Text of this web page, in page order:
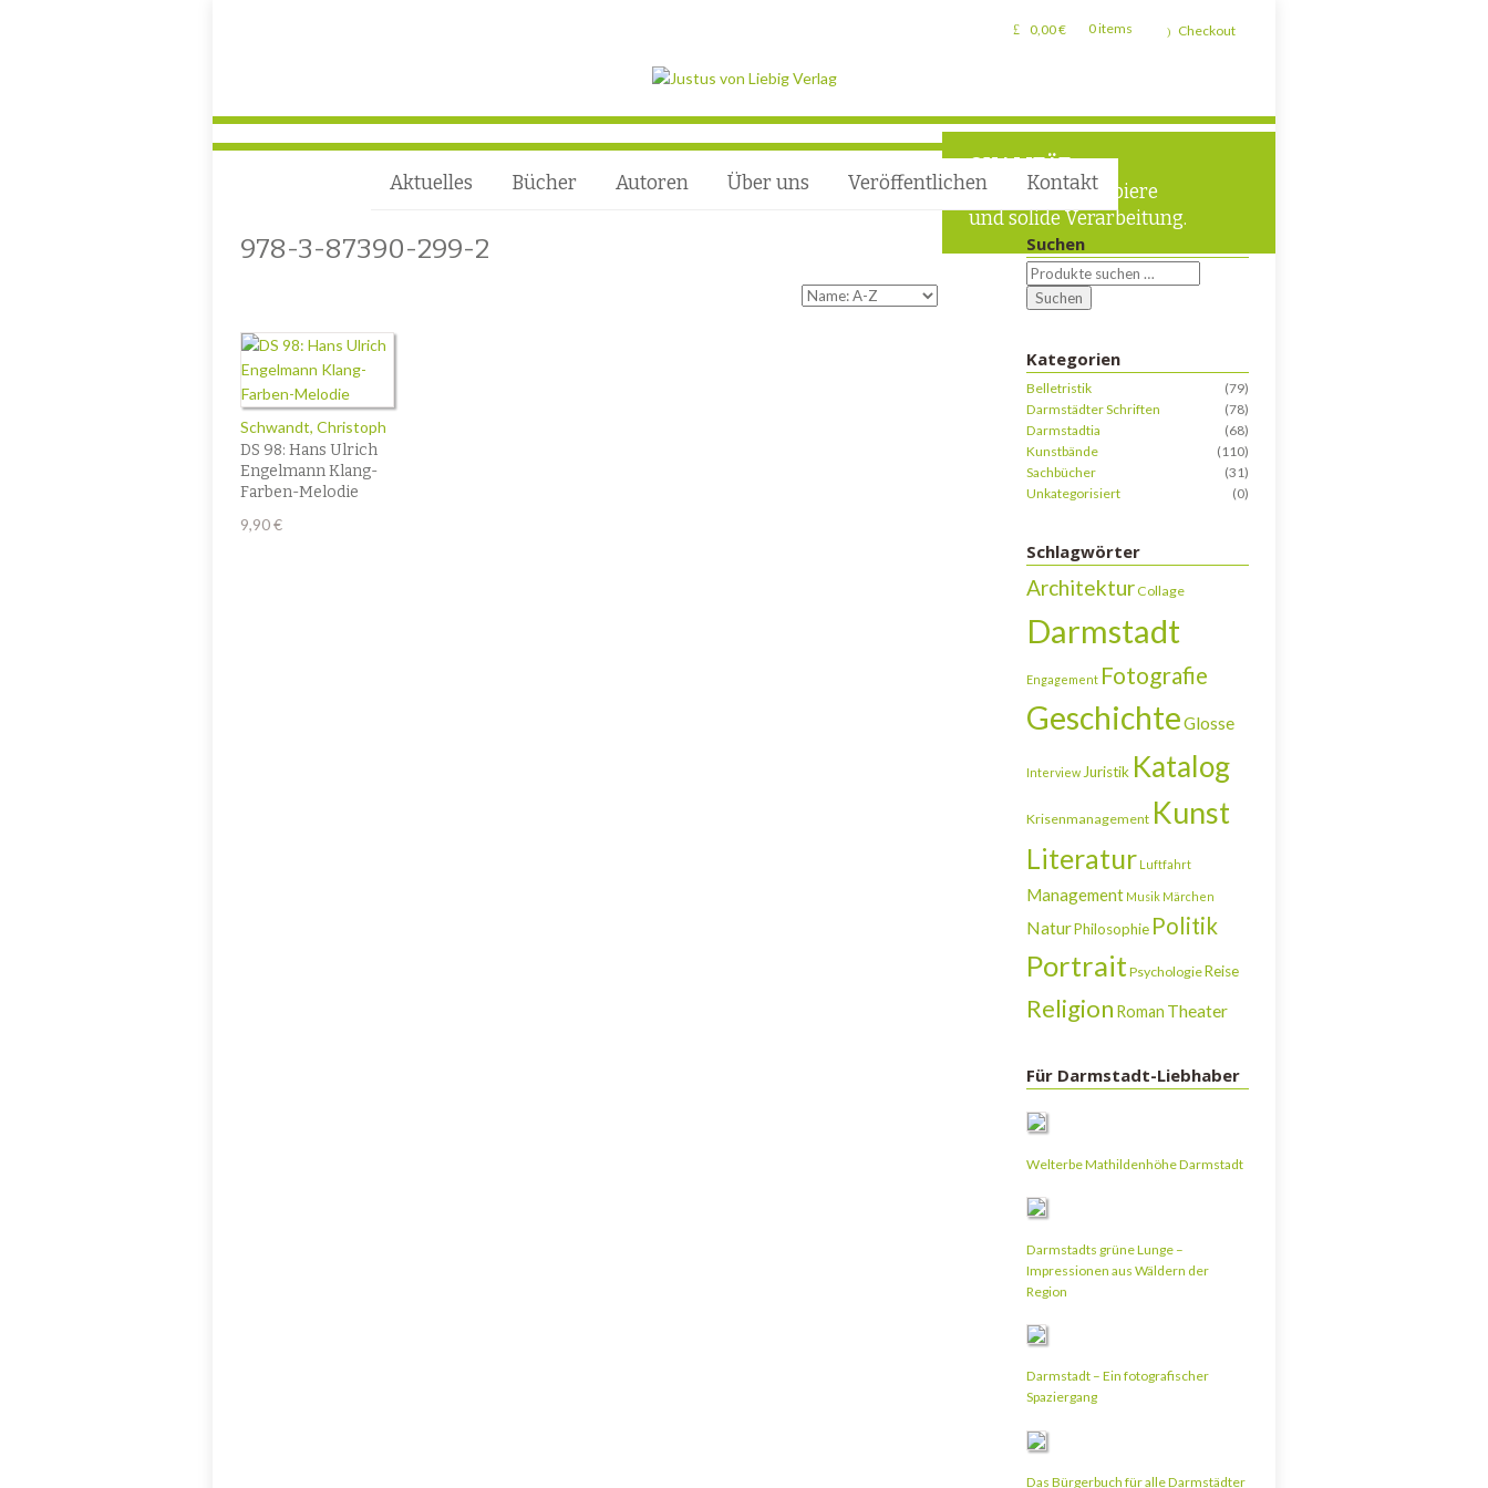
0,00€ 0 items Checkout
QUALITÄT
Hochwertige Papiere
und solide Verarbeitung.
Aktuelles Bücher Autoren Über uns Veröffentlichen Kontakt
978-3-87390-299-2
Schwandt, Christoph
DS 98: Hans Ulrich
Engelmann Klang-
Farben-Melodie
9,90€
Suchen
Suchen
Kategorien
Belletristik
(79)
Darmstädter Schriften
(78)
Darmstadtia
(68)
Kunstbände
(110)
Sachbücher
(31)
Unkategorisiert
(0)
Schlagwörter
ArchitekturCollage
Darmstadt
Engagement Fotografie
GeschichteGlosse
Interview Juristik Katalog
Krisenmanagement Kunst
Literatur Luftfahrt
Management Musik Märchen
NaturPhilosophie Politik
Portrait PsychologieReise
Religion Roman Theater
Für Darmstadt-Liebhaber
Welterbe Mathildenhöhe Darmstadt
Darmstadts grüne Lunge –
Impressionen aus Wäldern der
Region
Darmstadt – Ein fotografischer
Spaziergang
Das Bürgerbuch für alle Darmstädter